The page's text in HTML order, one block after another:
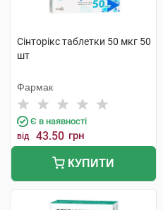
Сінторікс таблетки 50 мкг 50
шт
Фармак
Є в наявності
від 43.50 грн
КУПИТИ